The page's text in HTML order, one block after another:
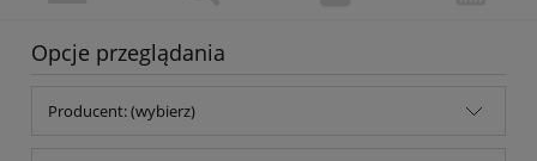
Opcje przeglądania
Producent: (wybierz)